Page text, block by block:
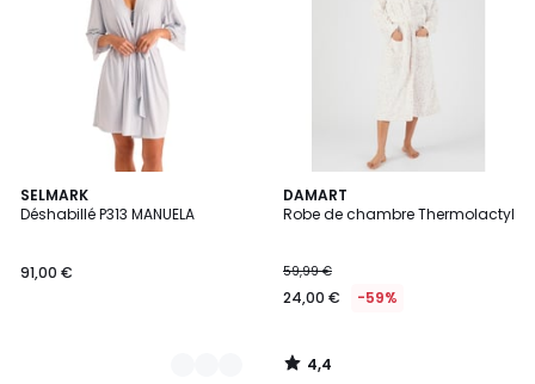
SELMARK
Déshabillé P313 MANUELA
91,00 €
3
Couleurs
DAMART
Robe de chambre Thermolactyl
59,99 €
24,00 € -59%
4,4
/ 5
4,4
/